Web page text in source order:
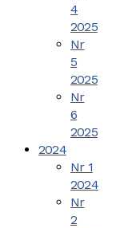
4
2025
Nr
5
2025
Nr
6
2025
2024
Nr 1
2024
Nr
2